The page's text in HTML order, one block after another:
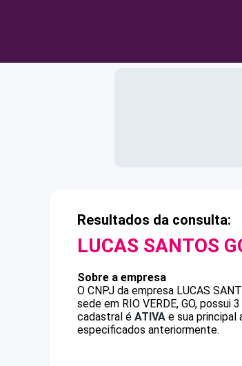
Resultados da consulta:
LUCAS SANTOS
Sobre a empresa
O CNPJ da empresa LUCAS
sede em RIO VERDE, GO,
cadastral é ATIVA e sua
especificados anteriormente.